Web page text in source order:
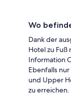
Wo
Dank der
Hotel zu
Information
Ebenfalls
und Upper
zu erreichen.